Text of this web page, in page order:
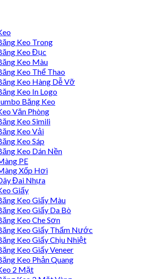
Keo Trong
Keo Đục
Keo Màu
Keo Thể Thao
Keo Hàng Dễ Vỡ
Keo In Logo
Băng Keo
Văn Phòng
Keo Simili
Keo Vải
Keo Sáp
Keo Dán Nền
PE
Xốp Hơi
Đai Nhựa
Giấy
Keo Giấy Màu
Keo Giấy Da Bò
Keo Che Sơn
Keo Giấy Thấm Nước
Keo Giấy Chịu Nhiệt
Keo Giấy Veneer
Keo Phản Quang
2 Mặt